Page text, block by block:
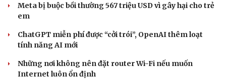
Meta bị buộc bồi thường 567 triệu USD vì gây hại cho trẻ
em
ChatGPT miễn phí được “cởi trói”, OpenAI thêm loạt
tính năng AI mới
Những nơi không nên đặt router Wi-Fi nếu muốn
Internet luôn ổn định